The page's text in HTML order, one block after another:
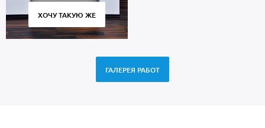
ХОЧУ ТАКУЮ ЖЕ
ГАЛЕРЕЯ РАБОТ